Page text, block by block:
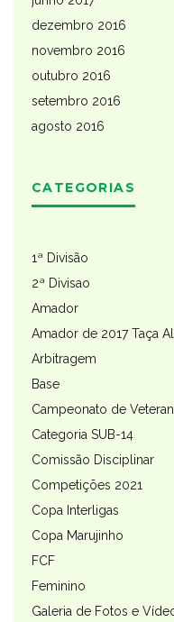
dezembro 2016
novembro 2016
outubro 2016
setembro 2016
agosto 2016
CATEGORIAS
1ª Divisão
2ª Divisao
Amador
Amador de 2017 Taça
Arbitragem
Base
Campeonato de
Categoria SUB-14
Comissão Disciplinar
Competições 2021
Copa Interligas
Copa Marujinho
FCF
Feminino
Galeria de Fotos e